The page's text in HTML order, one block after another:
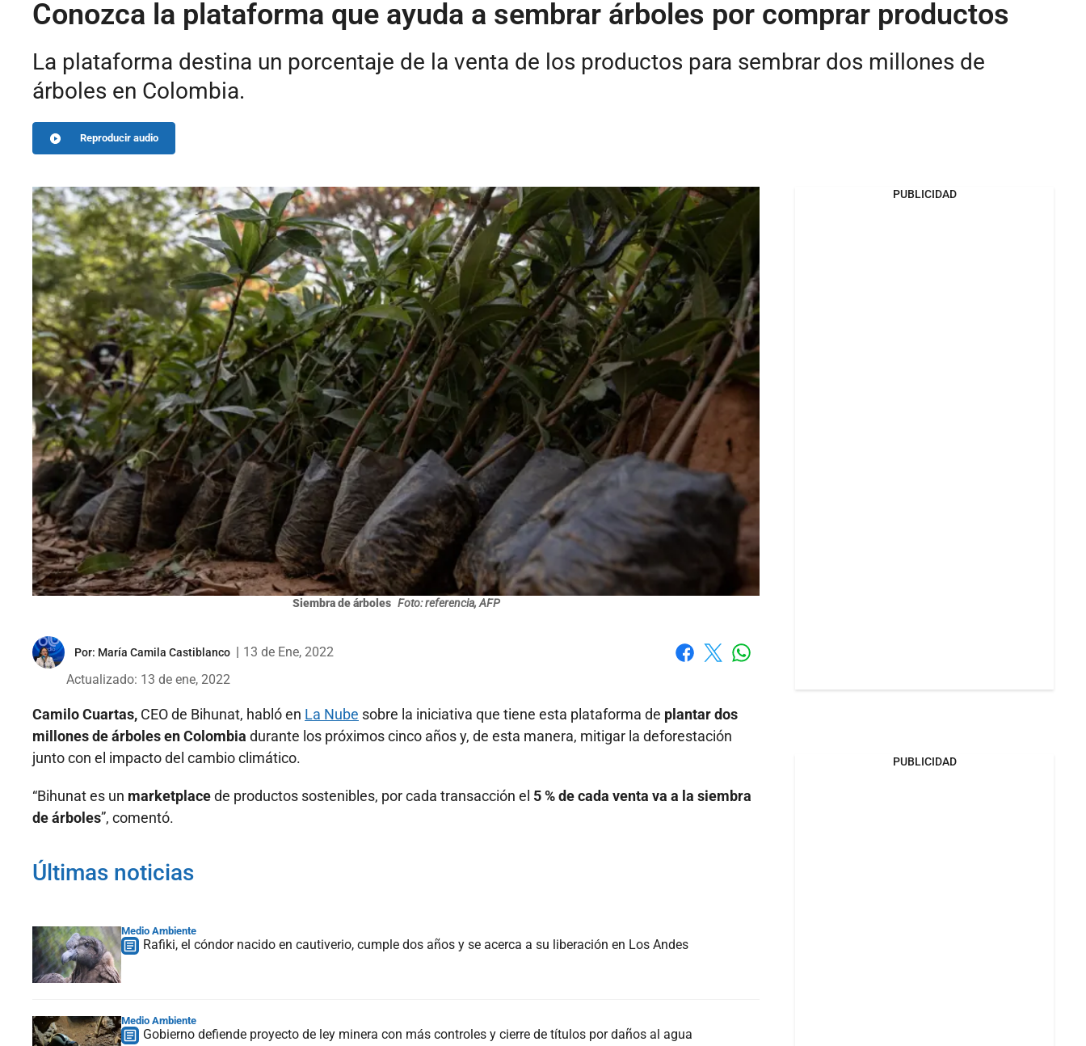
Conozca la plataforma que ayuda a sembrar árboles por comprar productos
La plataforma destina un porcentaje de la venta de los productos para sembrar dos millones de
árboles en Colombia.
Reproducir audio
Siembra de árboles Foto: referencia, AFP
Por: María Camila Castiblanco
13 de Ene, 2022
Actualizado: 13 de ene, 2022
Camilo Cuartas, CEO de Bihunat, habló en La Nube sobre la iniciativa que tiene esta plataforma de plantar dos
millones de árboles en Colombia durante los próximos cinco años y, de esta manera, mitigar la deforestación
junto con el impacto del cambio climático.
“Bihunat es un marketplacede productos sostenibles, por cada transacción el 5 % de cada venta va a la siembra
de árboles”, comentó.
Últimas noticias
Medio Ambiente
Rafiki, el cóndor nacido en cautiverio, cumple dos años y se acerca a su liberación en Los Andes
Medio Ambiente
Gobierno defiende proyecto de ley minera con más controles y cierre de títulos por daños al agua
PUBLICIDAD
PUBLICIDAD